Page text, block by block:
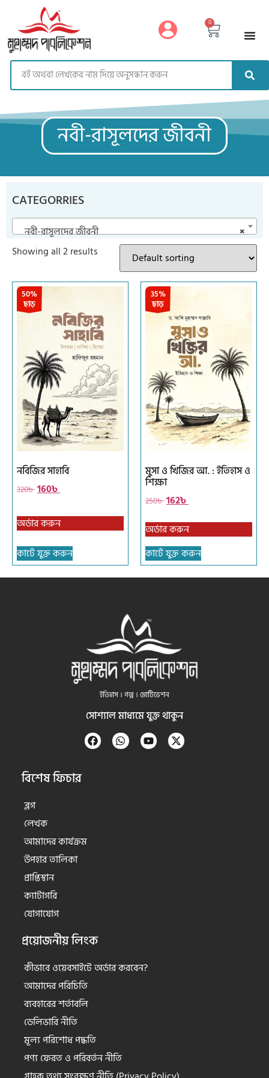
https://muhammadpublication.com/
0
নবী-রাসূলদের জীবনী
CATEGORRIES
×
নবী-রাসূলদের জীবনী
Showing all 2 results
50%
ছাড়
নবিজির সাহাবি
320৳160৳
অর্ডার করুন
কার্টে যুক্ত করুন
35%
ছাড়
মুসা ও খিজির আ. : ইতিহাস ও
শিক্ষা
250৳162৳
অর্ডার করুন
কার্টে যুক্ত করুন
ইতিহাস । গল্প । মোটিভেশন
সোশ্যাল মাধ্যমে যুক্ত থাকুন
বিশেষ ফিচার
ব্লগ
লেখক
আমাদের কার্যক্রম
উপহার তালিকা
প্রাপ্তিস্থান
ক্যাটাগরি
যোগাযোগ
প্রয়োজনীয় লিংক
কীভাবে ওয়েবসাইটে অর্ডার করবেন?
আমাদের পরিচিতি
ব্যবহারের শর্তাবলি
ডেলিভারি নীতি
মূল্য পরিশোধ পদ্ধতি
পণ্য ফেরত ও পরিবর্তন নীতি